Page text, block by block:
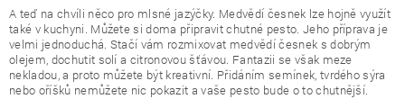
A teď na chvíli něco pro mlsné jazýčky. Medvědí česnek lze hojně využít
také v kuchyni. Můžete si doma připravit chutné pesto. Jeho příprava je
velmi jednoduchá. Stačí vám rozmixovat medvědí česnek s dobrým
olejem, dochutit solí a citronovou šťávou. Fantazii se však meze
nekladou, a proto můžete být kreativní. Přidáním semínek, tvrdého sýra
nebo oříšků nemůžete nic pokazit a vaše pesto bude o to chutnější.